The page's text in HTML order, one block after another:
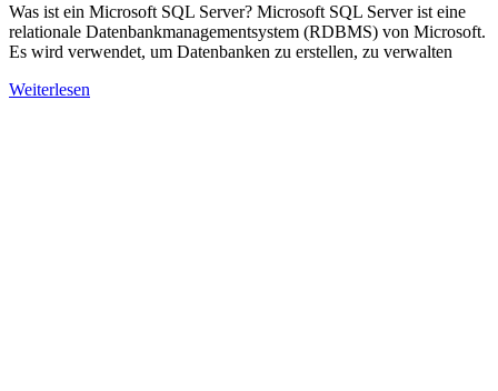
Was ist ein Microsoft SQL Server? Microsoft SQL Server ist eine
relationale Datenbankmanagementsystem (RDBMS) von Microsoft.
Es wird verwendet, um Datenbanken zu erstellen, zu verwalten
Weiterlesen